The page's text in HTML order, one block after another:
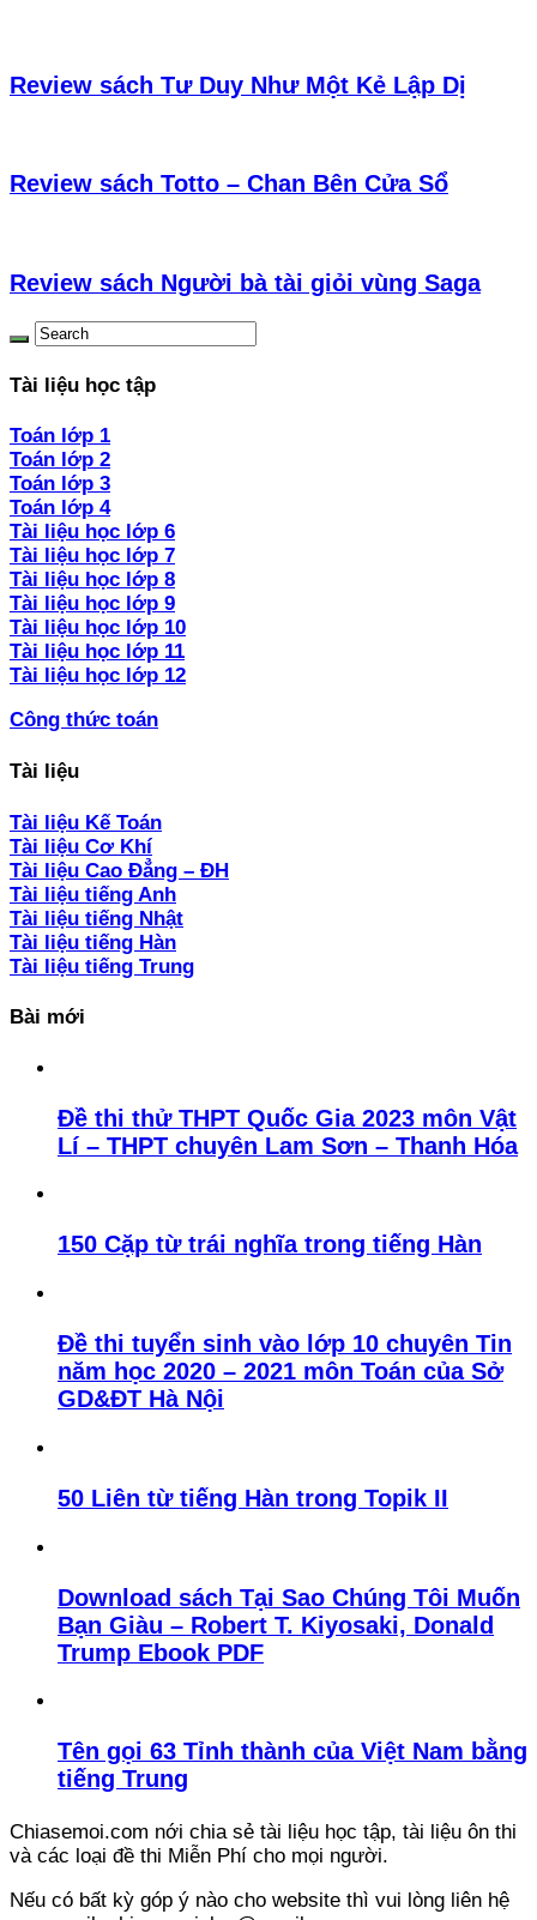
Review sách Tư Duy Như Một Kẻ Lập Dị
Review sách Totto – Chan Bên Cửa Sổ
Review sách Người bà tài giỏi vùng Saga
Tài liệu học tập
Toán lớp 1
Toán lớp 2
Toán lớp 3
Toán lớp 4
Tài liệu học lớp 6
Tài liệu học lớp 7
Tài liệu học lớp 8
Tài liệu học lớp 9
Tài liệu học lớp 10
Tài liệu học lớp 11
Tài liệu học lớp 12
Công thức toán
Tài liệu
Tài liệu Kế Toán
Tài liệu Cơ Khí
Tài liệu Cao Đẳng – ĐH
Tài liệu tiếng Anh
Tài liệu tiếng Nhật
Tài liệu tiếng Hàn
Tài liệu tiếng Trung
Bài mới
Đề thi thử THPT Quốc Gia 2023 môn Vật
Lí – THPT chuyên Lam Sơn – Thanh Hóa
150 Cặp từ trái nghĩa trong tiếng Hàn
Đề thi tuyển sinh vào lớp 10 chuyên Tin
năm học 2020 – 2021 môn Toán của Sở
GD&ĐT Hà Nội
50 Liên từ tiếng Hàn trong Topik II
Download sách Tại Sao Chúng Tôi Muốn
Bạn Giàu – Robert T. Kiyosaki, Donald
Trump Ebook PDF
Tên gọi 63 Tỉnh thành của Việt Nam bằng
tiếng Trung
Chiasemoi.com nới chia sẻ tài liệu học tập, tài liệu ôn thi
và các loại đề thi Miễn Phí cho mọi người.
Nếu có bất kỳ góp ý nào cho website thì vui lòng liên hệ